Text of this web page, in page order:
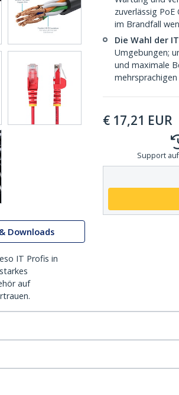
Downloads
IT Profis in
auf
zuverlässig
im Brandfall
Die Wahl der
Umgebungen;
und maximale
€ 17,21 EUR
Support